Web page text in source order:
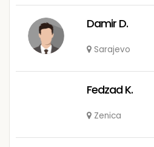
Damir D.
Sarajevo
Fedzad K.
Zenica